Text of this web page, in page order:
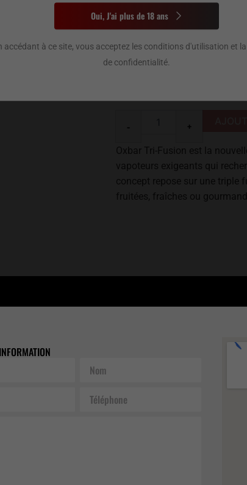
la douceur veloutée de la
Concentration
de
oxbar
- +
Oxbar Tri-Fusion est la
vapoteurs exigeants qui
concept repose sur une triple
fruitées, fraîches ou
Oui, J'ai plus de 18 ans
accédant à ce site, vous acceptez les conditions d'utilisation et
de confidentialité.